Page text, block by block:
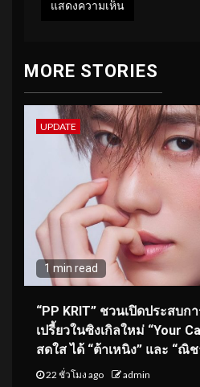
MORE STORIES
UPDATE
1 min read
“PP KRIT” ชวนเปิดประสบ
เปรี้ยวในซิงเกิลใหม่ “Your
สดใส ได้ “ต้าเหนิง” และ “ณิ
22 ชั่วโมง ago admin